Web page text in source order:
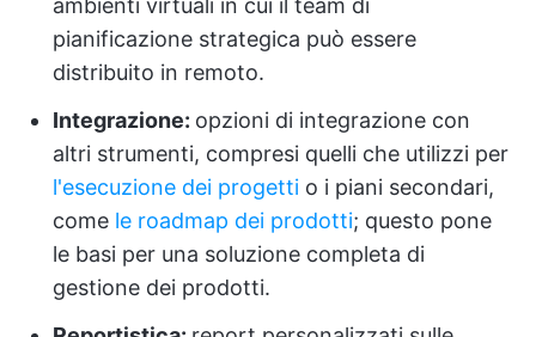
ambienti virtuali in cui il team di
pianificazione strategica può essere
distribuito in remoto.
Integrazione: opzioni di integrazione con
altri strumenti, compresi quelli che utilizzi per
l'esecuzione dei progetti o i piani secondari,
come le roadmap dei prodotti; questo pone
le basi per una soluzione completa di
gestione dei prodotti.